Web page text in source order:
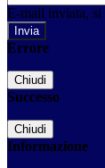
E-mail inviata, si
Errore
Chiudi
Successo
Chiudi
Informazione